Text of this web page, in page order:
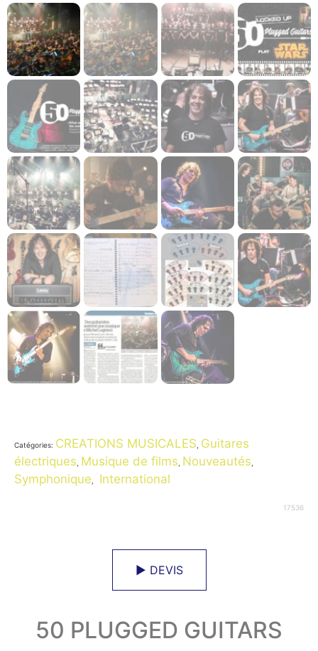
Catégories: CREATIONS MUSICALES Guitares
électriques Musique de films Nouveautés
Symphonique International
17536
► DEVIS
50 PLUGGED GUITARS